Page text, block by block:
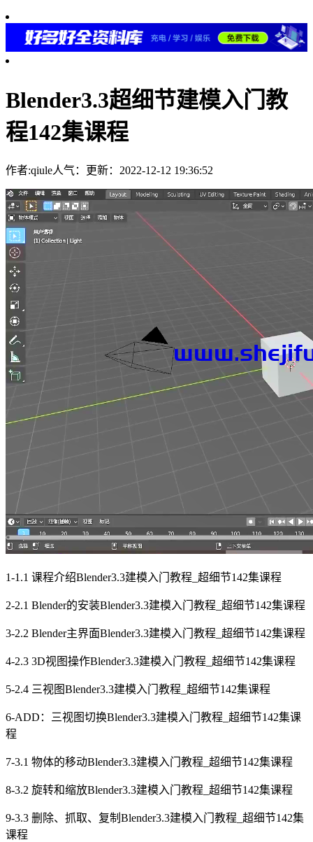
Blender3.3超细节建模入门教
程142集课程
作者:qiule人气： 更新：2022-12-12 19:36:52
1-1.1 课程介绍Blender3.3建模入门教程_超细节142集课程
2-2.1 Blender的安装Blender3.3建模入门教程_超细节142集课程
3-2.2 Blender主界面Blender3.3建模入门教程_超细节142集课程
4-2.3 3D视图操作Blender3.3建模入门教程_超细节142集课程
5-2.4 三视图Blender3.3建模入门教程_超细节142集课程
6-ADD：三视图切换Blender3.3建模入门教程_超细节142集课
程
7-3.1 物体的移动Blender3.3建模入门教程_超细节142集课程
8-3.2 旋转和缩放Blender3.3建模入门教程_超细节142集课程
9-3.3 删除、抓取、复制Blender3.3建模入门教程_超细节142集
课程